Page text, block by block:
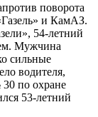
поворота
и КамАЗ.
54-летний
Мужчина
сильные
водителя,
по охране
53-летний